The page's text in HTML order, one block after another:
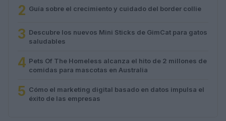
2 Guía sobre el crecimiento y cuidado del border collie
3 Descubre los nuevos Mini Sticks de GimCat para gatos
saludables
4 Pets Of The Homeless alcanza el hito de 2 millones de
comidas para mascotas en Australia
5 Cómo el marketing digital basado en datos impulsa el
éxito de las empresas